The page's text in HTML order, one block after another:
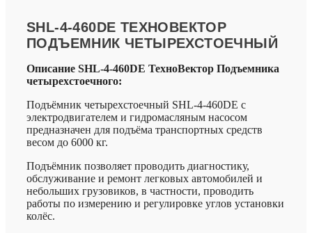
SHL-4-460DE ТЕХНОВЕКТОР
ПОДЪЕМНИК ЧЕТЫРЕХСТОЕЧНЫЙ
Описание SHL-4-460DE ТехноВектор Подъемника
четырехстоечного:
Подъёмник четырехстоечный SHL-4-460DE с
электродвигателем и гидромасляным насосом
предназначен для подъёма транспортных средств
весом до 6000 кг.
Подъёмник позволяет проводить диагностику,
обслуживание и ремонт легковых автомобилей и
небольших грузовиков, в частности, проводить
работы по измерению и регулировке углов установки
колёс.